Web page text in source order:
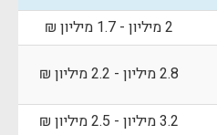
2 מיליון - 1.7 מיליון ₪
2.8 מיליון - 2.2 מיליון ₪
3.2 מיליון - 2.5 מיליון ₪